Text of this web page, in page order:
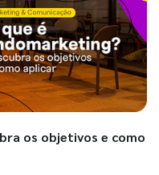
os objetivos e como